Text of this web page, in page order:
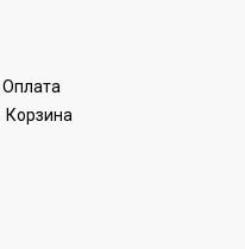
Оплата
Корзина